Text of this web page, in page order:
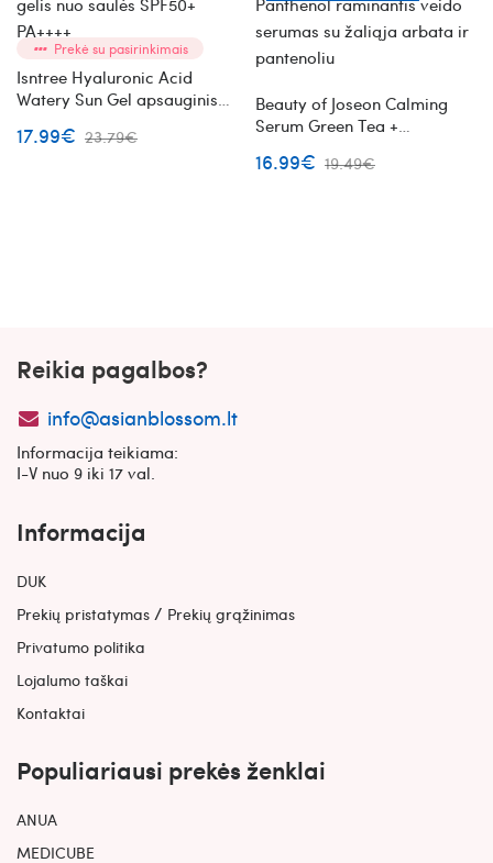
Prekė su pasirinkimais
Isntree Hyaluronic Acid
Watery Sun Gel apsauginis
PA++++
17.99€ 23.79€
Beauty of Joseon Calming
Serum Green Tea +
serumas su žaliąja arbata ir
16.99€ 19.49€
Reikia pagalbos?
info@asianblossom.lt
Informacija teikiama:
I-V nuo 9 iki 17 val.
Informacija
DUK
Prekių pristatymas / Prekių grąžinimas
Privatumo politika
Lojalumo taškai
Kontaktai
Populiariausi prekės ženklai
ANUA
MEDICUBE